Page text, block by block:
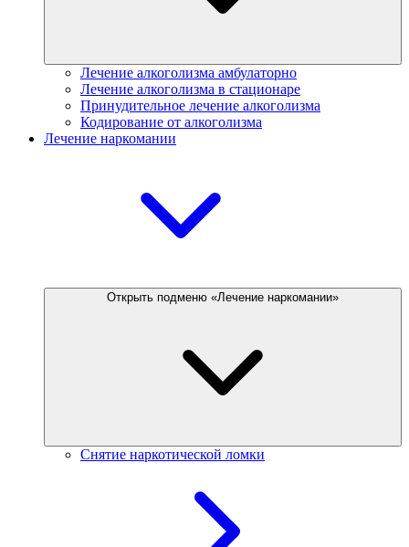
Лечение алкоголизма амбулаторно
Лечение алкоголизма в стационаре
Принудительное лечение алкоголизма
Кодирование от алкоголизма
Лечение наркомании
Открыть подменю «Лечение наркомании»
Снятие наркотической ломки